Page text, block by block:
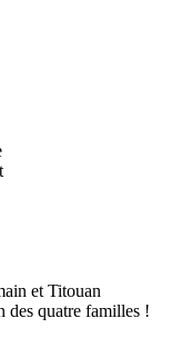
et Titouan
des quatre familles !